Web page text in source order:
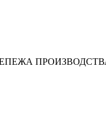
ПРОИЗВОДСТВА